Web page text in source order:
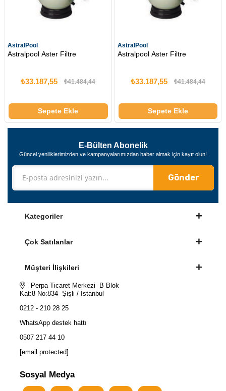
AstralPool
Astralpool Aster Filtre
₺33.187,55 ₺41.484,44
Sepete Ekle
AstralPool
Astralpool Aster Filtre
₺33.187,55 ₺41.484,44
Sepete Ekle
E-Bülten Abonelik
Güncel yeniliklerimizden ve kampanyalarımızdan haber almak için kayıt olun!
Gönder
Kategoriler
Çok Satılanlar
Müşteri İlişkileri
Perpa Ticaret Merkezi B Blok
Kat:8 No:834 Şişli / İstanbul
0212 - 210 28 25
WhatsApp destek hattı
0507 217 44 10
[email protected]
Sosyal Medya